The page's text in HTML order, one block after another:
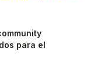
para el